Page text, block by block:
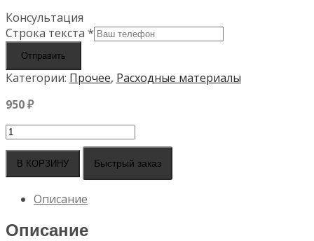
Консультация
Строка текста *
Отправить
Категории: Прочее, Расходные материалы
950₽
Количество
Масло
для
двухтактных
двигателей
ADDINOL
В КОРЗИНУ Быстрый заказ
Описание
Описание